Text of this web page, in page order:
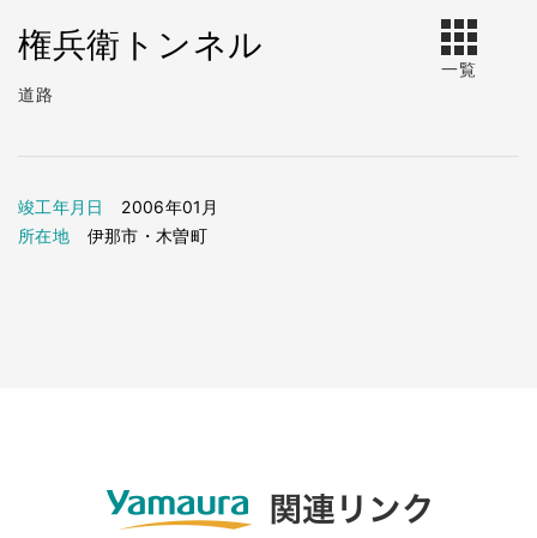
権兵衛トンネル
道路
一覧
竣工年月日
2006年01月
所在地
伊那市・木曽町